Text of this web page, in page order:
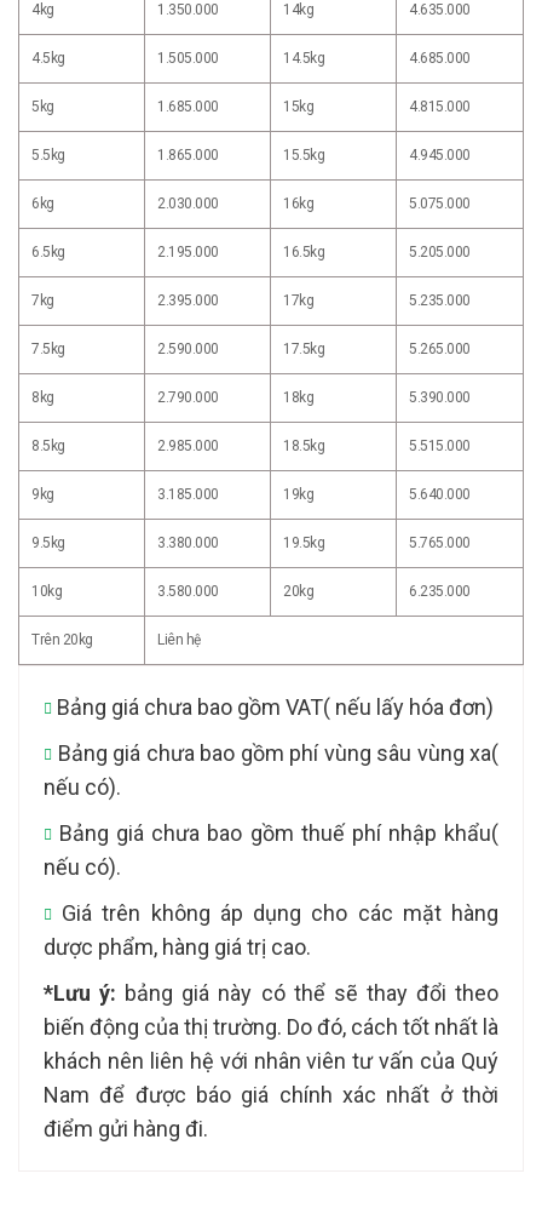
4kg 1.350.000 14kg 4.635.000
4.5kg 1.505.000 14.5kg 4.685.000
5kg 1.685.000 15kg 4.815.000
5.5kg 1.865.000 15.5kg 4.945.000
6kg 2.030.000 16kg 5.075.000
6.5kg 2.195.000 16.5kg 5.205.000
7kg 2.395.000 17kg 5.235.000
7.5kg 2.590.000 17.5kg 5.265.000
8kg 2.790.000 18kg 5.390.000
8.5kg 2.985.000 18.5kg 5.515.000
9kg 3.185.000 19kg 5.640.000
9.5kg 3.380.000 19.5kg 5.765.000
10kg 3.580.000 20kg 6.235.000
Trên 20kg Liên hệ
Bảng giá chưa bao gồm VAT( nếu lấy hóa đơn)
Bảng giá chưa bao gồm phí vùng sâu vùng xa(
nếu có).
Bảng giá chưa bao gồm thuế phí nhập khẩu(
nếu có).
Giá trên không áp dụng cho các mặt hàng
dược phẩm, hàng giá trị cao.
*Lưu ý: bảng giá này có thể sẽ thay đổi theo
biến động của thị trường. Do đó, cách tốt nhất là
khách nên liên hệ với nhân viên tư vấn của Quý
Nam để được báo giá chính xác nhất ở thời
điểm gửi hàng đi.